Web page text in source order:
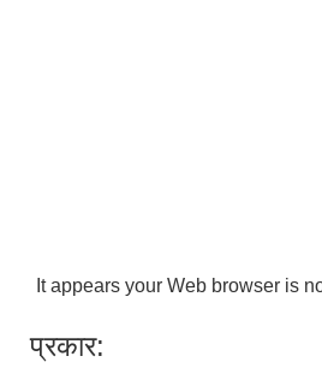
It appears your Web browser is
प्रकार: